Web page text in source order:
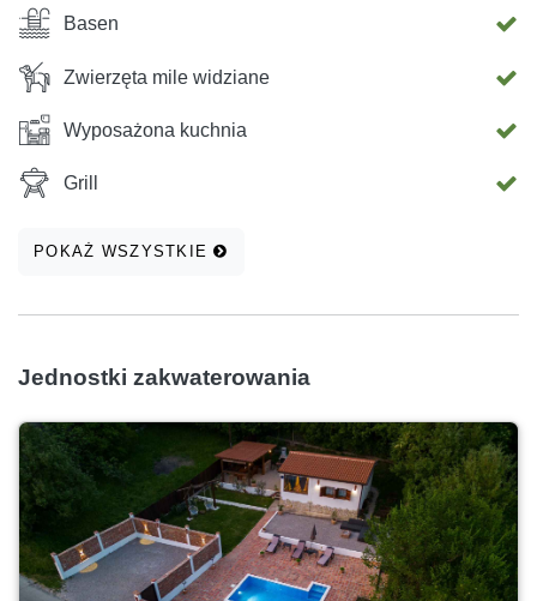
Basen
Zwierzęta mile widziane
Wyposażona kuchnia
Grill
POKAŻ WSZYSTKIE
Jednostki zakwaterowania